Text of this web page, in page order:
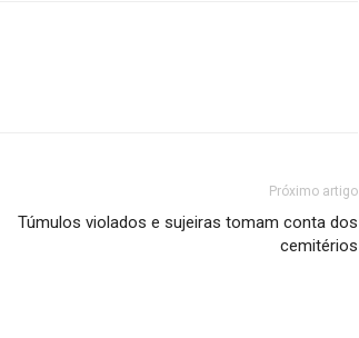
Próximo artigo
Túmulos violados e sujeiras tomam conta dos
cemitérios